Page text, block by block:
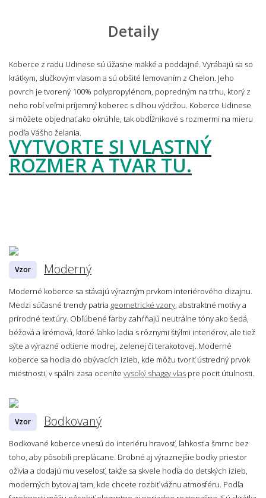
Detaily
Koberce z radu Udinese sú úžasne mäkké a poddajné. Vyrábajú sa so
krátkym, slučkovým vlasom a sú obšité lemovaním z Chelon. Jeho
povrch je tvorený 100% polypropylénom, popredným na trhu, ktorý z
neho robí veľmi príjemný koberec s dlhou výdržou. Koberce Udinese
si môžete objednať ako okrúhle, tak obdĺžnikové s rozmermi na mieru
podľa Vášho želania.
VYTVORTE SI VLASTNÝ
ROZMER A TVAR TU.
Vzor Moderný
Moderné koberce sa stávajú výrazným prvkom interiérového dizajnu.
Medzi súčasné trendy patria geometrické vzory , abstraktné motívy a
prírodné textúry. Obľúbené farby zahŕňajú neutrálne tóny ako šedá,
béžová a krémová, ktoré ľahko ladia s rôznymi štýlmi interiérov, ale tiež
sýte a výrazné odtiene modrej, zelenej či terakotovej. Moderné
koberce sa hodia do obývacích izieb, kde môžu tvoriť ústredný prvok
miestnosti, v spálni zasa oceníte vysoký shaggy vlas pre pocit útulnosti.
Vzor Bodkovaný
Bodkované koberce vnesú do interiéru hravosť, ľahkosť a šmrnc bez
toho, aby pôsobili preplácane. Drobné aj výraznejšie bodky priestor
oživia a dodajú mu veselosť, takže sa skvele hodia do detských izieb,
moderných bytov aj tam, kde chcete rozbiť vážnu atmosféru. Podľa